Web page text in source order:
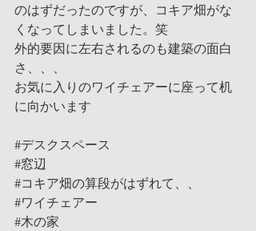
のはずだったのですが、コキア畑がな
くなってしまいました。笑
外的要因に左右されるのも建築の面白
さ、、、
お気に入りのワイチェアーに座って机
に向かいます
#デスクスペース
#窓辺
#コキア畑の算段がはずれて 、、
#ワイチェアー
#木の家